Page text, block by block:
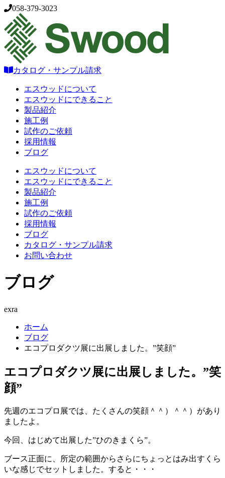
058-379-3023
カタログ・サンプル請求
エスウッドについて
エスウッドにできること
製品紹介
施工例
試作のご依頼
採用情報
ブログ
エスウッドについて
エスウッドにできること
製品紹介
施工例
試作のご依頼
採用情報
ブログ
カタログ・サンプル請求
お問い合わせ
ブログ
exra
ホーム
ブログ
エコプロダクツ展に出展しました。”笑顔”
エコプロダクツ展に出展しました。”笑
顔”
先週のエコプロ展では、たくさんの笑顔＾＾）＾＾）があり
ましたよ。
今回、はじめて出展した”ひのきまくら”。
ブース正面に、所定の範囲からさらにちょっとはみ出すくら
いな感じでセットしました。すると・・・